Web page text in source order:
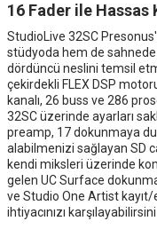
16 Fader ile Hassas
StudioLive 32SC
stüdyoda hem de
dördüncü neslini temsil
çekirdekli FLEX DSP
kanalı, 26 buss ve 286
32SC üzerinde ayarları
preamp, 17 dokunmaya
alabilmenizi sağlayan SD
kendi miksleri üzerinde
gelen UC Surface
ve Studio One Artist
ihtiyacınızı